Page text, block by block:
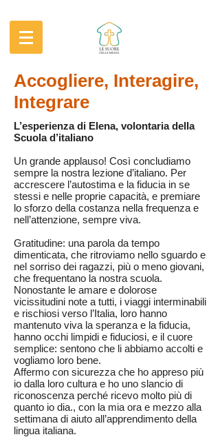
Accogliere, Interagire,
Integrare
L’esperienza di Elena, volontaria della
Scuola d’italiano
Un grande applauso! Così concludiamo
sempre la nostra lezione d’italiano. Per
accrescere l’autostima e la fiducia in se
stessi e nelle proprie capacità, e premiare
lo sforzo della costanza nella frequenza e
nell’attenzione, sempre viva.
Gratitudine: una parola da tempo
dimenticata, che ritroviamo nello sguardo e
nel sorriso dei ragazzi, più o meno giovani,
che frequentano la nostra scuola.
Nonostante le amare e dolorose
vicissitudini note a tutti, i viaggi interminabili
e rischiosi verso l’Italia, loro hanno
mantenuto viva la speranza e la fiducia,
hanno occhi limpidi e fiduciosi, e il cuore
semplice: sentono che li abbiamo accolti e
vogliamo loro bene.
Affermo con sicurezza che ho appreso più
io dalla loro cultura e ho uno slancio di
riconoscenza perché ricevo molto più di
quanto io dia., con la mia ora e mezzo alla
settimana di aiuto all’apprendimento della
lingua italiana.